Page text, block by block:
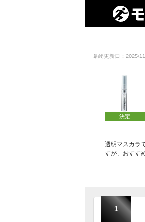
最終更新日：2025/
決定
透明マスカラ
すが、おすす
1